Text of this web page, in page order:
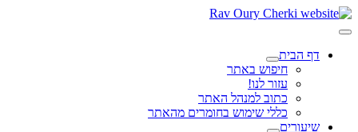
דף הבית
חיפוש באתר
עזור לנו!
כתוב למנהל האתר
כללי שימוש בחומרים מהאתר
שיעורים